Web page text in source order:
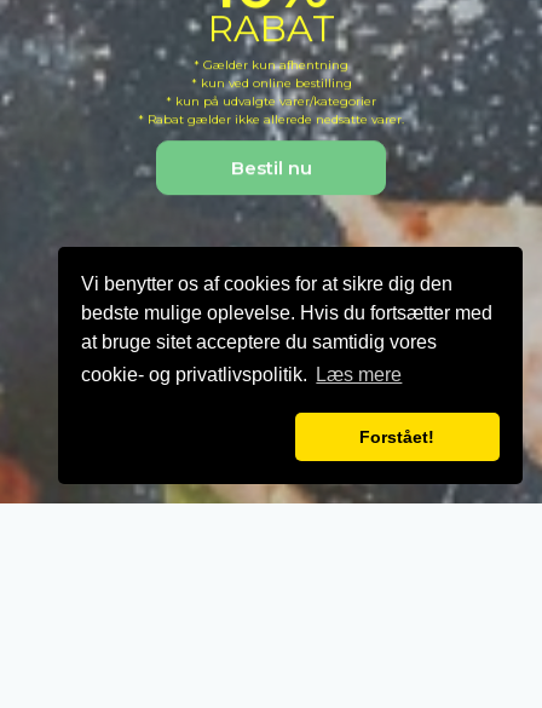
Vi benytter os af cookies for at sikre dig den
bedste mulige oplevelse. Hvis du fortsætter med
at bruge sitet acceptere du samtidig vores
cookie- og privatlivspolitik.
Læs mere
Forstået!
RABAT
* Gælder kun afhentning
* kun ved online bestilling
* kun på udvalgte varer/kategorier
* Rabat gælder ikke allerede nedsatte varer.
RABAT
* Gælder kun afhentning
* kun ved online bestilling
* kun på udvalgte varer/kategorier
* Rabat gælder ikke allerede nedsatte varer.
Bestil nu
RABAT
* Gælder kun afhentning
* kun ved online bestilling
* kun på udvalgte varer/kategorier
* Rabat gælder ikke allerede nedsatte varer.